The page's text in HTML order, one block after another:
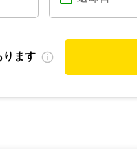
ます